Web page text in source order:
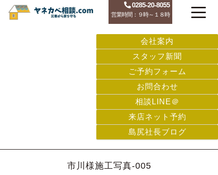
0285-20-8055
営業時間：９時～１８時
会社案内
スタッフ新聞
ご予約フォーム
お問合わせ
相談LINE＠
来店ネット予約
島尻社長ブログ
市川様施工写真-005